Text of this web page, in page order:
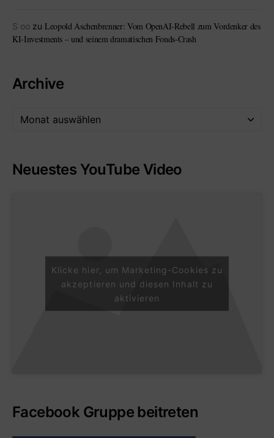
S oo zu Leopold Aschenbrenner: Vom OpenAI-Rebell zum Vordenker des
KI-Investments – und seinem dramatischen Fonds-Crash
Archive
Neuestes YouTube Video
Klicke hier, um Marketing-Cookies zu
akzeptieren und diesen Inhalt zu
aktivieren
Facebook Gruppe beitreten